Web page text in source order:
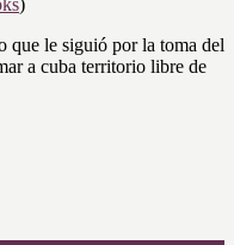
)
que le siguió por la toma del
a cuba territorio libre de